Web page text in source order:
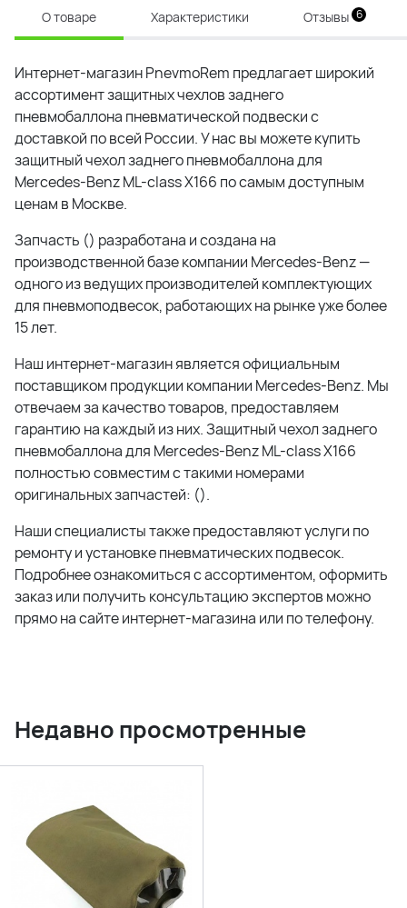
О товаре Характеристики Отзывы 6
Интернет-магазин PnevmoRem предлагает широкий
ассортимент защитных чехлов заднего
пневмобаллона пневматической подвески с
доставкой по всей России. У нас вы можете купить
защитный чехол заднего пневмобаллона для
Mercedes-Benz ML-class X166 по самым доступным
ценам в Москве.
Запчасть () разработана и создана на
производственной базе компании Mercedes-Benz —
одного из ведущих производителей комплектующих
для пневмоподвесок, работающих на рынке уже более
15 лет.
Наш интернет-магазин является официальным
поставщиком продукции компании Mercedes-Benz. Мы
отвечаем за качество товаров, предоставляем
гарантию на каждый из них. Защитный чехол заднего
пневмобаллона для Mercedes-Benz ML-class X166
полностью совместим с такими номерами
оригинальных запчастей: ().
Наши специалисты также предоставляют услуги по
ремонту и установке пневматических подвесок.
Подробнее ознакомиться с ассортиментом, оформить
заказ или получить консультацию экспертов можно
прямо на сайте интернет-магазина или по телефону.
Недавно просмотренные